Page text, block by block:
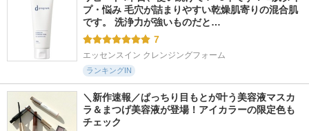
プ・悩み 毛穴が詰まりやすい乾燥肌寄りの混合肌
です。 洗浄力が強いものだと…
7
エッセンスイン クレンジングフォーム
ランキングIN
＼新作速報／ぱっちり目もとが叶う美容液マスカ
ラ＆まつげ美容液が登場！アイカラーの限定色も
チェック